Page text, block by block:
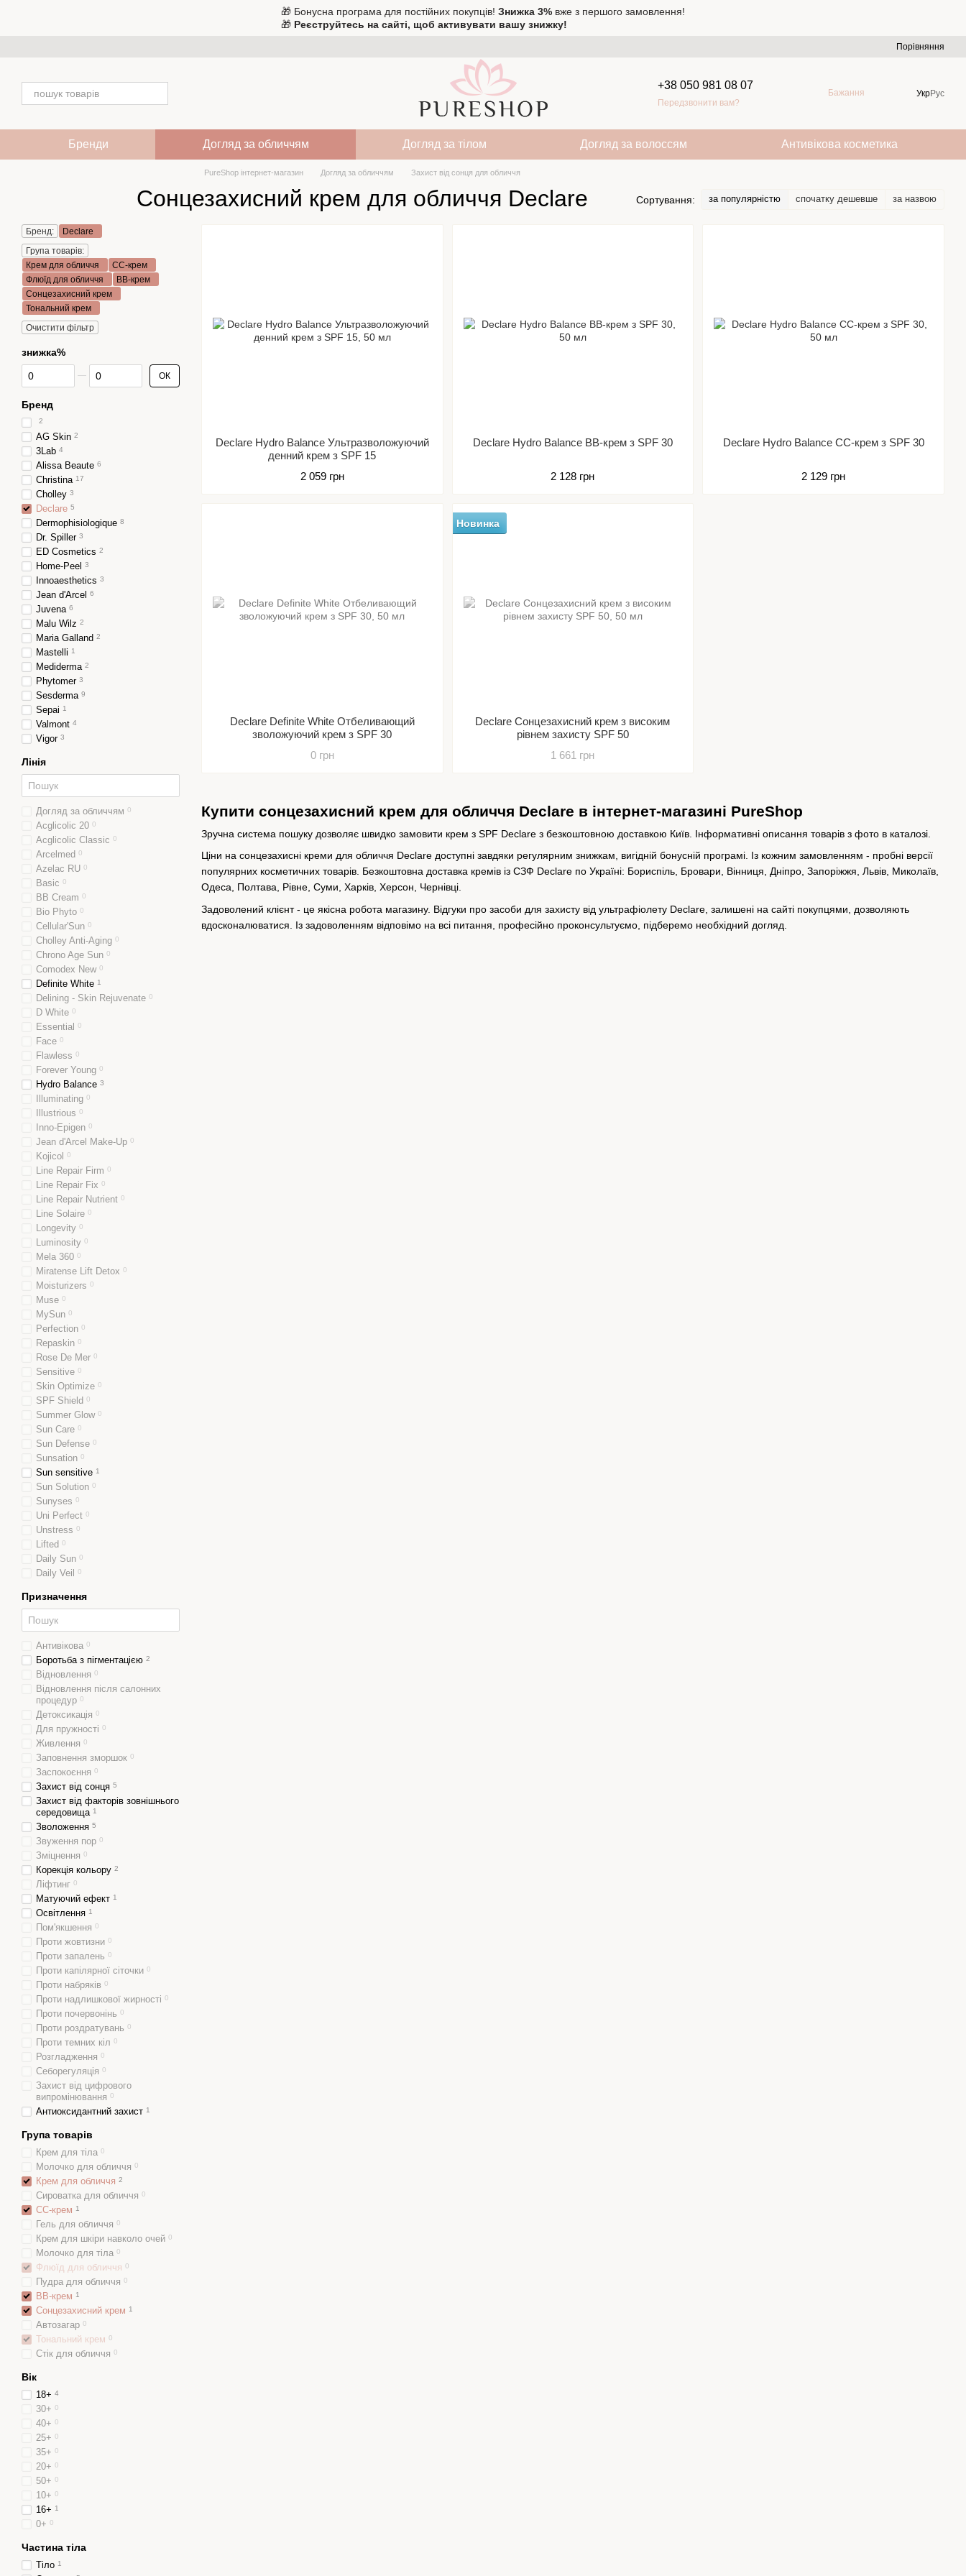
🎁 Бонусна програма для постійних покупців! Знижка 3% вже з першого замовлення!
🎁 Реєструйтесь на сайті, щоб активувати вашу знижку!
Порівняння
+38 050 981 08 07
Передзвонити вам?
Бажання УкрРус
Бренди Догляд за обличчям Догляд за тілом Догляд за волоссям Антивікова косметика
PureShop інтернет-магазин Догляд за обличчям Захист від сонця для обличчя
Сонцезахисний крем для обличчя Declare Сортування: за популярністю спочатку дешевше за назвою
Купити сонцезахисний крем для обличчя Declare в інтернет-магазині PureShop
Зручна система пошуку дозволяє швидко замовити крем з SPF Declare з безкоштовною доставкою Київ. Інформативні описання товарів з фото в каталозі.
Ціни на сонцезахисні креми для обличчя Declare доступні завдяки регулярним знижкам, вигідній бонусній програмі. Із кожним замовленням - пробні версії
популярних косметичних товарів. Безкоштовна доставка кремів із СЗФ Declare по Україні: Бориспіль, Бровари, Вінниця, Дніпро, Запоріжжя, Львів, Миколаїв,
Одеса, Полтава, Рівне, Суми, Харків, Херсон, Чернівці.
Задоволений клієнт - це якісна робота магазину. Відгуки про засоби для захисту від ультрафіолету Declare, залишені на сайті покупцями, дозволяють
вдосконалюватися. Із задоволенням відповімо на всі питання, професійно проконсультуємо, підберемо необхідний догляд.
Declare Hydro Balance Ультразволожуючий
денний крем з SPF 15
2 059 грн
Declare Hydro Balance ВВ-крем з SPF 30
2 128 грн
Declare Hydro Balance СС-крем з SPF 30
2 129 грн
Declare Definite White Отбеливающий
зволожуючий крем з SPF 30
0 грн
Новинка
Declare Сонцезахисний крем з високим
рівнем захисту SPF 50
1 661 грн
Бренд:
Declare
Група товарів:
Крем для обличчя
CC-крем
Флюїд для обличчя
ВВ-крем
Сонцезахисний крем
Тональний крем
Очистити фільтр
знижка%
Від знижка%
До знижка% ОК
Бренд
2
AG Skin 2
3Lab 4
Alissa Beaute 6
Christina 17
Cholley 3
Declare 5
Dermophisiologique 8
Dr. Spiller 3
ED Cosmetics 2
Home-Peel 3
Innoaesthetics 3
Jean d'Arcel 6
Juvena 6
Malu Wilz 2
Maria Galland 2
Mastelli 1
Mediderma 2
Phytomer 3
Sesderma 9
Sepai 1
Valmont 4
Vigor 3
Лінія
Догляд за обличчям 0
Acglicolic 20 0
Acglicolic Classic 0
Arcelmed 0
Azelac RU 0
Basic 0
BB Cream 0
Bio Phyto 0
Cellular'Sun 0
Cholley Anti-Aging 0
Chrono Age Sun 0
Comodex New 0
Definite White 1
Delining - Skin Rejuvenate 0
D White 0
Essential 0
Face 0
Flawless 0
Forever Young 0
Hydro Balance 3
Illuminating 0
Illustrious 0
Inno-Epigen 0
Jean d'Arcel Make-Up 0
Kojicol 0
Line Repair Firm 0
Line Repair Fix 0
Line Repair Nutrient 0
Line Solaire 0
Longevity 0
Luminosity 0
Mela 360 0
Miratense Lift Detox 0
Moisturizers 0
Muse 0
MySun 0
Perfection 0
Repaskin 0
Rose De Mer 0
Sensitive 0
Skin Optimize 0
SPF Shield 0
Summer Glow 0
Sun Care 0
Sun Defense 0
Sunsation 0
Sun sensitive 1
Sun Solution 0
Sunyses 0
Uni Perfect 0
Unstress 0
Lifted 0
Daily Sun 0
Daily Veil 0
Призначення
Антивікова 0
Боротьба з пігментацією 2
Відновлення 0
Відновлення після салонних
процедур 0
Детоксикація 0
Для пружності 0
Живлення 0
Заповнення зморшок 0
Заспокоєння 0
Захист від сонця 5
Захист від факторів зовнішнього
середовища 1
Зволоження 5
Звуження пор 0
Зміцнення 0
Корекція кольору 2
Ліфтинг 0
Матуючий ефект 1
Освітлення 1
Пом'якшення 0
Проти жовтизни 0
Проти запалень 0
Проти капілярної сіточки 0
Проти набряків 0
Проти надлишкової жирності 0
Проти почервонінь 0
Проти роздратувань 0
Проти темних кіл 0
Розгладження 0
Себорегуляція 0
Захист від цифрового
випромінювання 0
Антиоксидантний захист 1
Група товарів
Крем для тіла 0
Молочко для обличчя 0
Крем для обличчя 2
Сироватка для обличчя 0
CC-крем 1
Гель для обличчя 0
Крем для шкіри навколо очей 0
Молочко для тіла 0
Флюїд для обличчя 0
Пудра для обличчя 0
ВВ-крем 1
Сонцезахисний крем 1
Автозагар 0
Тональний крем 0
Стік для обличчя 0
Вік
18+ 4
30+ 0
40+ 0
25+ 0
35+ 0
20+ 0
50+ 0
10+ 0
16+ 1
0+ 0
Частина тіла
Тіло 1